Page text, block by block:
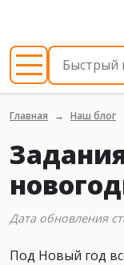
Главная Наш блог
Дата обновления
Под Новый год